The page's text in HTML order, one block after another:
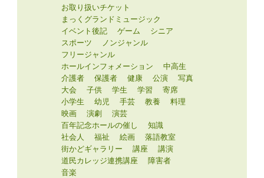
お取り扱いチケット
まっくグランドミュージック
イベント後記
ゲーム
シニア
スポーツ
ノンジャンル
フリージャンル
ホールインフォメーション
中高生
介護者
保護者 健康 公演
写真
大会
子供 学生 学習
寄席
小学生
幼児 手芸 教養
料理
映画
演劇
演芸
百年記念ホールの催し
知識
社会人
福祉 絵画
落語教室
街かどギャラリー
講座
講演
道民カレッジ連携講座
障害者
音楽